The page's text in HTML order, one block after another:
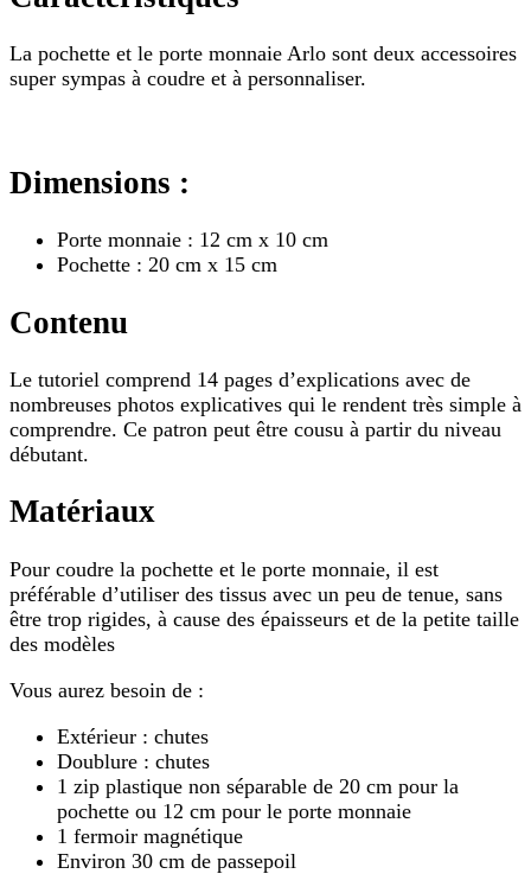
La pochette et le porte monnaie Arlo sont deux accessoires
super sympas à coudre et à personnaliser.
Dimensions :
Porte monnaie : 12 cm x 10 cm
Pochette : 20 cm x 15 cm
Contenu
Le tutoriel comprend 14 pages d’explications avec de
nombreuses photos explicatives qui le rendent très simple à
comprendre. Ce patron peut être cousu à partir du niveau
débutant.
Matériaux
Pour coudre la pochette et le porte monnaie, il est
préférable d’utiliser des tissus avec un peu de tenue, sans
être trop rigides, à cause des épaisseurs et de la petite taille
des modèles
Vous aurez besoin de :
Extérieur : chutes
Doublure : chutes
1 zip plastique non séparable de 20 cm pour la
pochette ou 12 cm pour le porte monnaie
1 fermoir magnétique
Environ 30 cm de passepoil